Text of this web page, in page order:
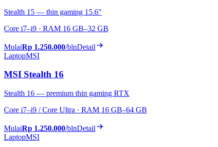
Stealth 15 — thin gaming 15.6"
Core i7–i9 · RAM 16 GB–32 GB
MulaiRp 1.250.000/blnDetail
LaptopMSI
MSI Stealth 16
Stealth 16 — premium thin gaming RTX
Core i7–i9 / Core Ultra · RAM 16 GB–64 GB
MulaiRp 1.250.000/blnDetail
LaptopMSI